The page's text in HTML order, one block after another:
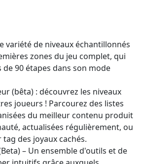
variété de niveaux échantillonnés
zones du jeu complet, qui
90 étapes dans son mode
(bêta) : découvrez les niveaux
joueurs ! Parcourez des listes
du meilleur contenu produit
actualisées régulièrement, ou
des joyaux cachés.
– Un ensemble d'outils et de